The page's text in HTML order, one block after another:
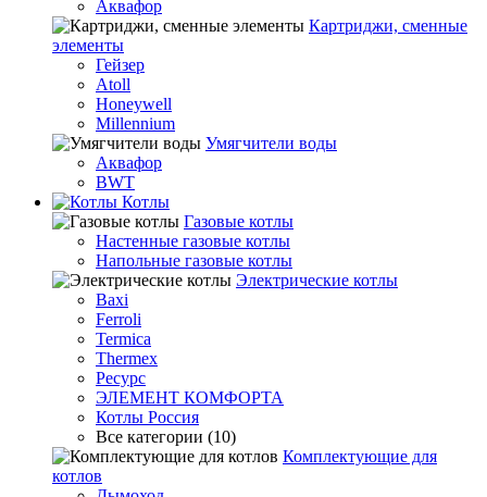
Аквафор
Картриджи, сменные
элементы
Гейзер
Atoll
Honeywell
Millennium
Умягчители воды
Аквафор
BWT
Котлы
Гaзовые котлы
Настенные газовые котлы
Напольные газовые котлы
Электрические котлы
Baxi
Ferroli
Termica
Thermex
Ресурс
ЭЛЕМЕНТ КОМФОРТА
Котлы Россия
Все категории (10)
Комплектующие для
котлов